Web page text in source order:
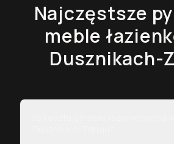
Najczęstsze
meble
Dusznikach-